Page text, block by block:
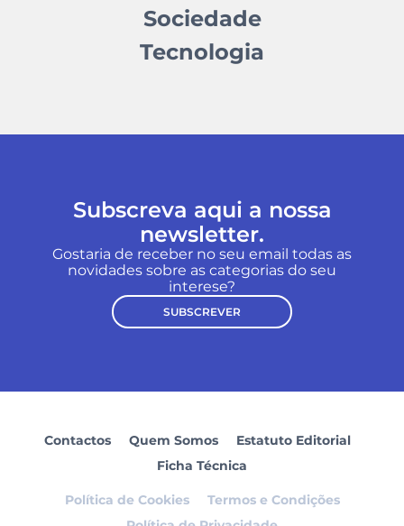
Sociedade
Tecnologia
Subscreva aqui a nossa
newsletter.
Gostaria de receber no seu email todas as
novidades sobre as categorias do seu
interese?
SUBSCREVER
Contactos Quem Somos
Estatuto Editorial
Ficha Técnica
Política de Cookies
Termos e Condições